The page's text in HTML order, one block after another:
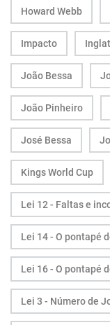
Howard Webb
Impacto
João Bessa
João Pinheiro
José Bessa
Kings World Cup
Lei 12 - Faltas e
Lei 14 - O pontapé
Lei 16 - O pontapé
Lei 3 - Número de